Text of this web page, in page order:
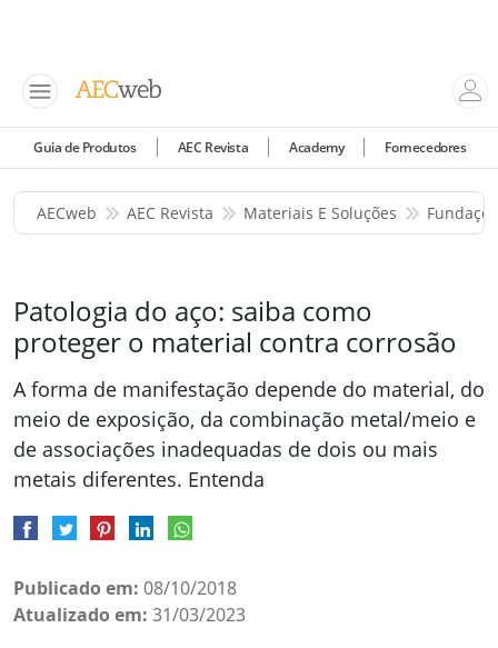
Guia de Produtos AEC Revista Academy Fornecedores
AECweb AEC Revista Materiais E Soluções
Patologia do aço: saiba como
proteger o material contra corrosão
A forma de manifestação depende do material, do
meio de exposição, da combinação metal/meio e
de associações inadequadas de dois ou mais
metais diferentes. Entenda
Publicado em: 08/10/2018
Atualizado em: 31/03/2023